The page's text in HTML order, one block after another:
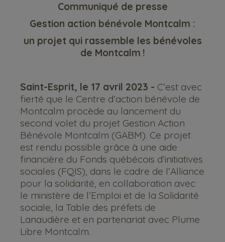
Communiqué de presse
Gestion action bénévole Montcalm :
un projet qui rassemble les bénévoles
de Montcalm !
Saint-Esprit, le 17 avril 2023 - C’est avec
fierté que le Centre d’action bénévole de
Montcalm procède au lancement du
second volet du projet Gestion Action
Bénévole Montcalm (GABM). Ce projet
est rendu possible grâce à une aide
financière du Fonds québécois d’initiatives
sociales (FQIS), dans le cadre de l’Alliance
pour la solidarité, en collaboration avec
le ministère de l’Emploi et de la Solidarité
sociale, la Table des préfets de
Lanaudière et en partenariat avec Plume
Libre Montcalm.